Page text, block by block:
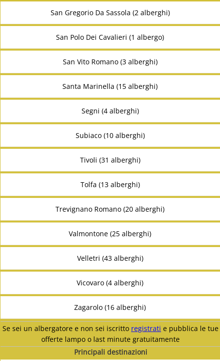
San Gregorio Da Sassola (2 alberghi)
San Polo Dei Cavalieri (1 albergo)
San Vito Romano (3 alberghi)
Santa Marinella (15 alberghi)
Segni (4 alberghi)
Subiaco (10 alberghi)
Tivoli (31 alberghi)
Tolfa (13 alberghi)
Trevignano Romano (20 alberghi)
Valmontone (25 alberghi)
Velletri (43 alberghi)
Vicovaro (4 alberghi)
Zagarolo (16 alberghi)
Se sei un albergatore e non sei iscritto registrati e pubblica le tue
offerte lampo o last minute gratuitamente
Principali destinazioni